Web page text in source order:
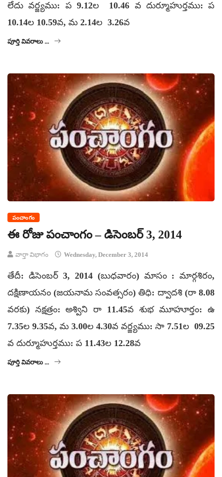
లేదు వర్జ్యము: ప 9.12ల 10.46 వ దుర్మూహుర్తము: ప
10.14ల 10.59వ, మ 2.14ల 3.26వ
పూర్తి వివరాలు ...
పంచాంగం
ఈ రోజు పంచాంగం – డిసెంబర్ 3, 2014
వార్తా విభాగం Wednesday, December 3, 2014
తేదీ: డిసెంబర్ 3, 2014 (బుధవారం) మాసం : మార్గశిరం,
దక్షిణాయనం (జయనామ సంవత్సరం) తిధి: ద్వాదశి (రా 8.08
వరకు) నక్షత్రం: అశ్విని రా 11.45వ శుభ మూహూర్తం: ఉ
7.35ల 9.35వ, మ 3.00ల 4.30వ వర్జ్యము: సా 7.51ల 09.25
వ దుర్మూహుర్తము: ప 11.43ల 12.28వ
పూర్తి వివరాలు ...